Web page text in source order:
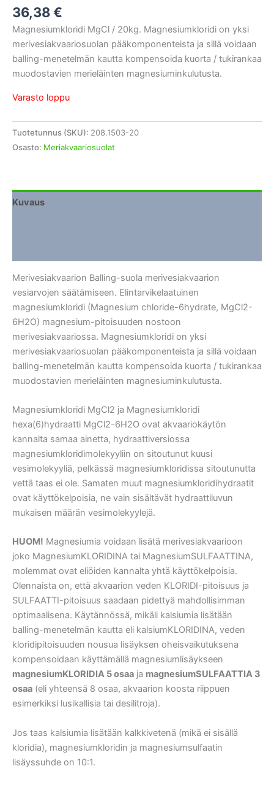
36,38€
Magnesiumkloridi MgCl / 20kg. Magnesiumkloridi on yksi
merivesiakvaariosuolan pääkomponenteista ja sillä voidaan
balling-menetelmän kautta kompensoida kuorta / tukirankaa
muodostavien merieläinten magnesiuminkulutusta.
Varasto loppu
Tuotetunnus (SKU): 208.1503-20
Osasto: Meriakvaariosuolat
Kuvaus
Merivesiakvaarion Balling-suola merivesiakvaarion
vesiarvojen säätämiseen. Elintarvikelaatuinen
magnesiumkloridi (Magnesium chloride-6hydrate, MgCl2-
6H2O) magnesium-pitoisuuden nostoon
merivesiakvaariossa. Magnesiumkloridi on yksi
merivesiakvaariosuolan pääkomponenteista ja sillä voidaan
balling-menetelmän kautta kompensoida kuorta / tukirankaa
muodostavien merieläinten magnesiuminkulutusta.
Magnesiumkloridi MgCl2 ja Magnesiumkloridi
hexa(6)hydraatti MgCl2-6H2O ovat akvaariokäytön
kannalta samaa ainetta, hydraattiversiossa
magnesiumkloridimolekyyliin on sitoutunut kuusi
vesimolekyyliä, pelkässä magnesiumkloridissa sitoutunutta
vettä taas ei ole. Samaten muut magnesiumkloridihydraatit
ovat käyttökelpoisia, ne vain sisältävät hydraattiluvun
mukaisen määrän vesimolekyylejä.
HUOM! Magnesiumia voidaan lisätä merivesiakvaarioon
joko MagnesiumKLORIDINA tai MagnesiumSULFAATTINA,
molemmat ovat eliöiden kannalta yhtä käyttökelpoisia.
Olennaista on, että akvaarion veden KLORIDI-pitoisuus ja
SULFAATTI-pitoisuus saadaan pidettyä mahdollisimman
optimaalisena. Käytännössä, mikäli kalsiumia lisätään
balling-menetelmän kautta eli kalsiumKLORIDINA, veden
kloridipitoisuuden nousua lisäyksen oheisvaikutuksena
kompensoidaan käyttämällä magnesiumlisäykseen
magnesiumKLORIDIA 5 osaa ja magnesiumSULFAATTIA 3
osaa (eli yhteensä 8 osaa, akvaarion koosta riippuen
esimerkiksi lusikallisia tai desilitroja).
Jos taas kalsiumia lisätään kalkkivetenä (mikä ei sisällä
kloridia), magnesiumkloridin ja magnesiumsulfaatin
lisäyssuhde on 10:1.